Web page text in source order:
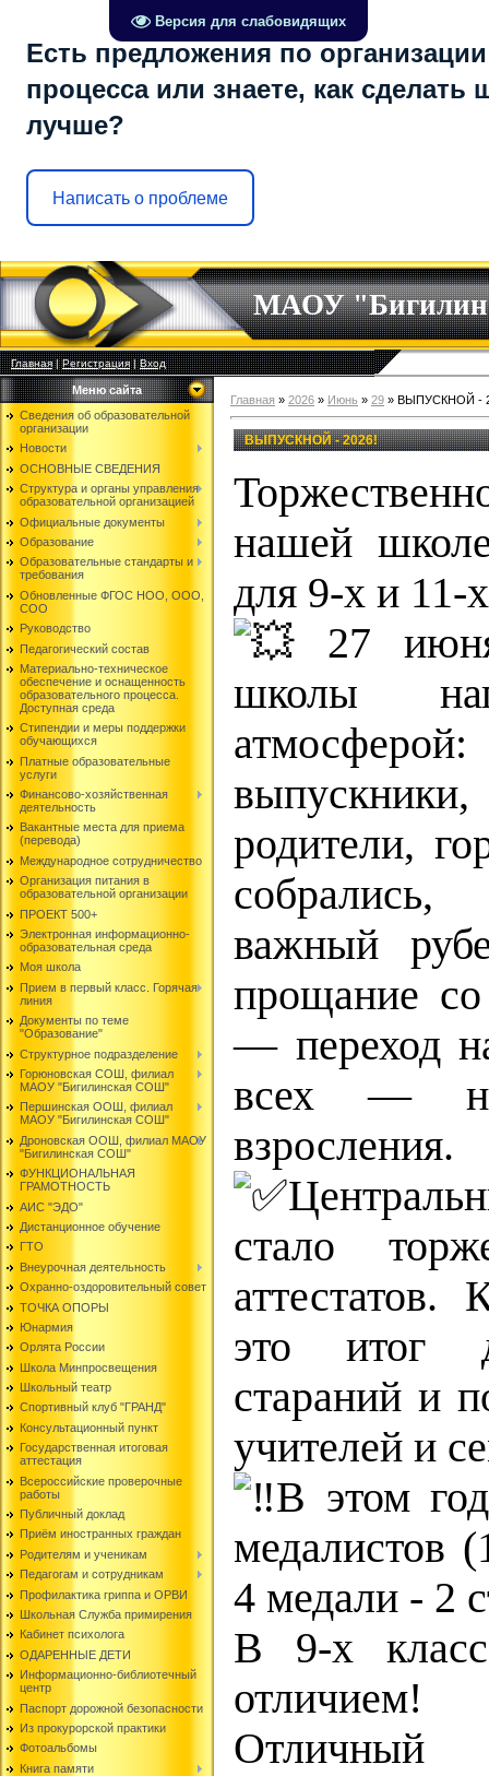
Версия для слабовидящих
Есть предложения по
процесса или знаете, как сделать
лучше?
Написать о проблеме
МАОУ
Главная|Регистрация|Вход
Меню сайта
Сведения об образовательной
организации
Новости
ОСНОВНЫЕ СВЕДЕНИЯ
Структура и органы управления
образовательной организацией
Официальные документы
Образование
Образовательные стандарты и
требования
Обновленные ФГОС НОО, ООО,
СОО
Руководство
Педагогический состав
Материально-техническое
обеспечение и оснащенность
образовательного процесса.
Доступная среда
Стипендии и меры поддержки
обучающихся
Платные образовательные
услуги
Финансово-хозяйственная
деятельность
Вакантные места для приема
(перевода)
Международное сотрудничество
Организация питания в
образовательной организации
ПРОЕКТ 500+
Электронная информационно-
образовательная среда
Моя школа
Прием в первый класс. Горячая
линия
Документы по теме
"Образование"
Структурное подразделение
Горюновская СОШ, филиал
МАОУ "Бигилинская СОШ"
Першинская ООШ, филиал
МАОУ "Бигилинская СОШ"
Дроновская ООШ, филиал МАОУ
"Бигилинская СОШ"
ФУНКЦИОНАЛЬНАЯ
ГРАМОТНОСТЬ
АИС "ЭДО"
Дистанционное обучение
ГТО
Внеурочная деятельность
Охранно-оздоровительный совет
ТОЧКА ОПОРЫ
Юнармия
Орлята России
Школа Минпросвещения
Школьный театр
Спортивный клуб "ГРАНД"
Консультационный пункт
Государственная итоговая
аттестация
Всероссийские проверочные
работы
Публичный доклад
Приём иностранных граждан
Родителям и ученикам
Педагогам и сотрудникам
Профилактика гриппа и ОРВИ
Школьная Служба примирения
Кабинет психолога
ОДАРЕННЫЕ ДЕТИ
Информационно-библиотечный
центр
Паспорт дорожной безопасности
Из прокурорской практики
Фотоальбомы
Книга памяти
Главная » 2026 » Июнь » 29 » ВЫПУСКНОЙ -
ВЫПУСКНОЙ - 2026!
нашей
для 9‑х и
27
школы
родители,
важный
прощание
— переход
всех —
взросления.
стало
это итог
стараний и
учителей и
В этом
медалистов
4 медали - 2
В 9-х
отличием!